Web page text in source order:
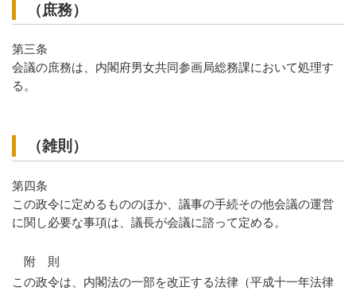
（庶務）
第三条
会議の庶務は、内閣府男女共同参画局総務課において処理す
る。
（雑則）
第四条
この政令に定めるもののほか、議事の手続その他会議の運営
に関し必要な事項は、議長が会議に諮って定める。
附 則
この政令は、内閣法の一部を改正する法律（平成十一年法律